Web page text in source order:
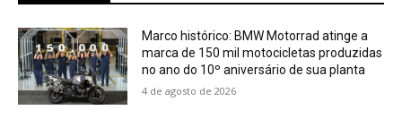
Marco histórico: BMW Motorrad atinge a
marca de 150 mil motocicletas produzidas
no ano do 10º aniversário de sua planta
4 de agosto de 2026